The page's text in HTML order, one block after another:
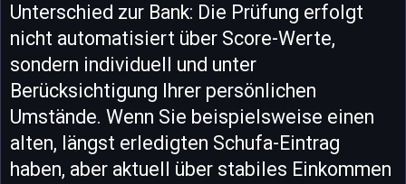
Unterschied zur Bank: Die Prüfung erfolgt
nicht automatisiert über Score-Werte,
sondern individuell und unter
Berücksichtigung Ihrer persönlichen
Umstände. Wenn Sie beispielsweise einen
alten, längst erledigten Schufa-Eintrag
haben, aber aktuell über stabiles Einkommen